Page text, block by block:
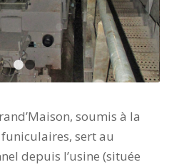
1 2
soumis à la
sert au
depuis l’usine (située